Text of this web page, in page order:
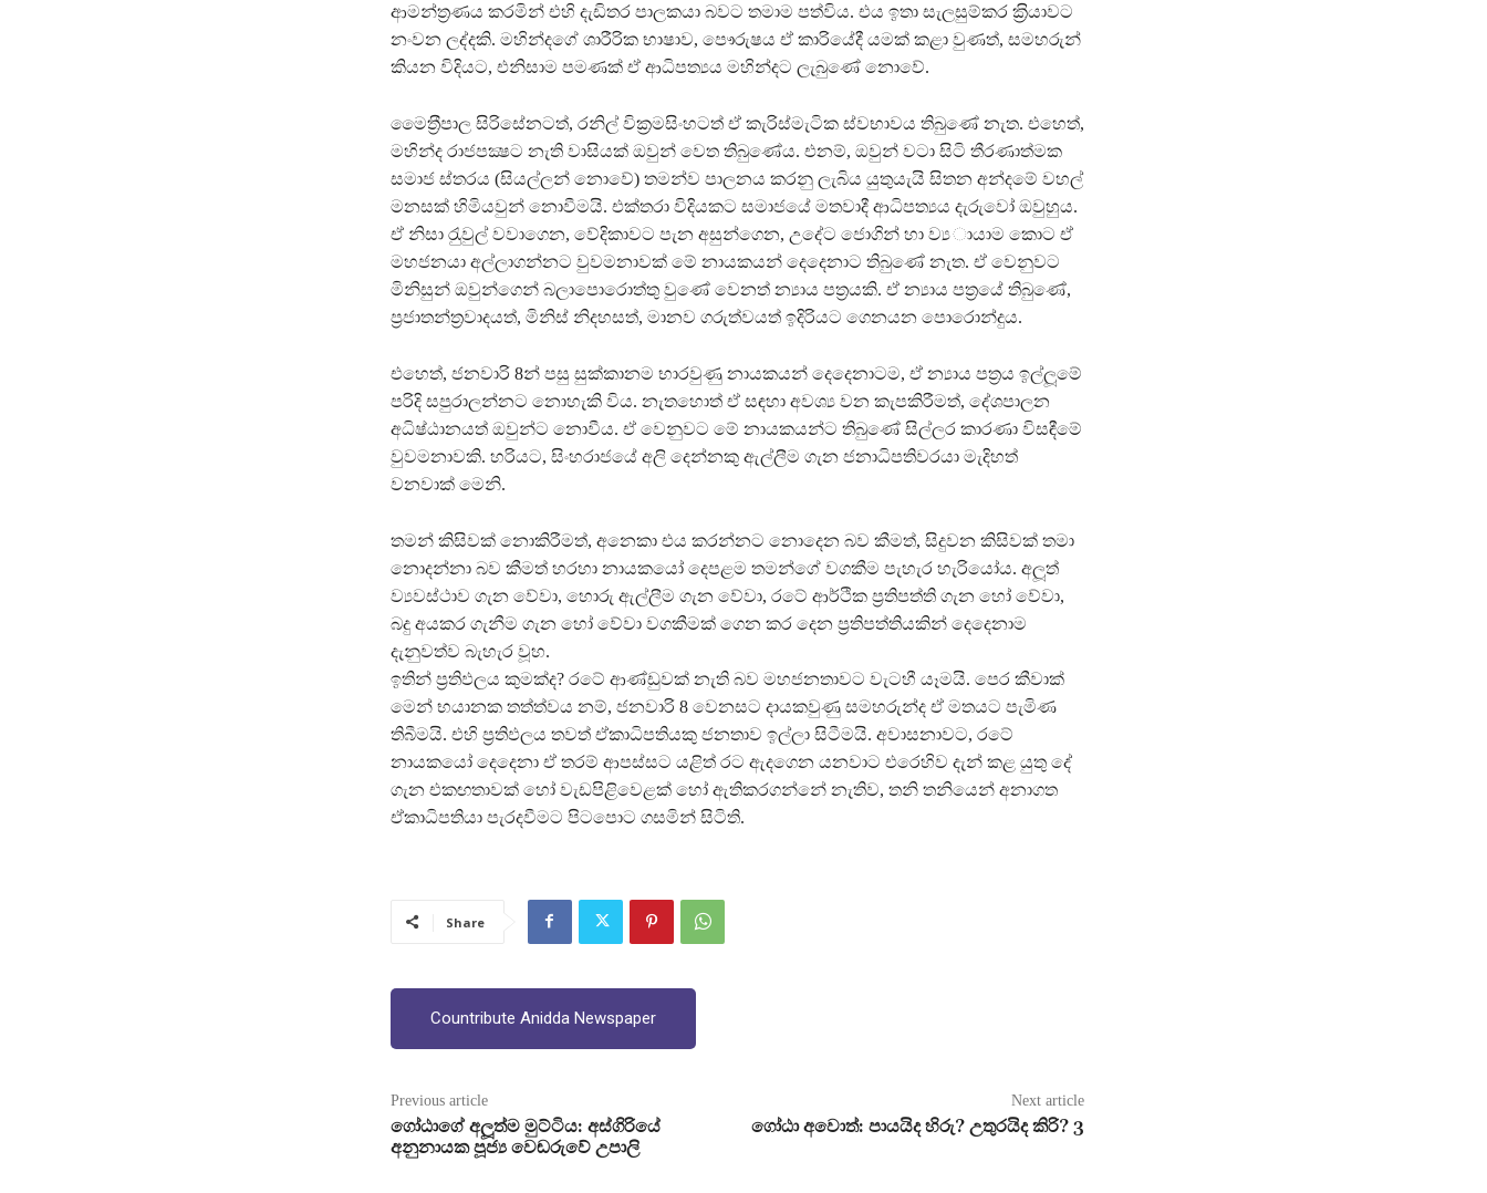
ආමන්ත‍්‍රණය කරමින් එහි දැඩිතර පාලකයා බවට තමාම පත්විය. එය ඉතා සැලසුම්කර ක‍්‍රියාවට
නංවන ලද්දකි. මහින්දගේ ශාරීරික භාෂාව, පෞරුෂය ඒ කාරියේදී යමක් කළා වුණත්, සමහරුන්
කියන විදියට, එනිසාම පමණක් ඒ ආධිපත්‍යය මහින්දට ලැබුණේ නොවේ.
මෛත‍්‍රීපාල සිරිසේනටත්, රනිල් වික‍්‍රමසිංහටත් ඒ කැරිස්මැටික ස්වභාවය තිබුණේ නැත. එහෙත්,
මහින්ද රාජපක්‍ෂට නැති වාසියක් ඔවුන් වෙත තිබුණේය. එනම්, ඔවුන් වටා සිටි තීරණාත්මක
සමාජ ස්තරය (සියල්ලන් නොවේ) තමන්ව පාලනය කරනු ලැබිය යුතුයැයි සිතන අන්දමේ වහල්
මනසක් හිමියවුන් නොවීමයි. එක්තරා විදියකට සමාජයේ මතවාදී ආධිපත්‍යය දැරුවෝ ඔවුහුය.
ඒ නිසා රැුවුල් වවාගෙන, වේදිකාවට පැන අසුන්ගෙන, උදේට ජොගින් හා ව්‍ය ායාම කොට ඒ
මහජනයා අල්ලාගන්නට වුවමනාවක් මේ නායකයන් දෙදෙනාට තිබුණේ නැත. ඒ වෙනුවට
මිනිසුන් ඔවුන්ගෙන් බලාපොරොත්තු වුණේ වෙනත් න්‍යාය පත‍්‍රයකි. ඒ න්‍යාය පත‍්‍රයේ තිබුණේ,
ප‍්‍රජාතන්ත‍්‍රවාදයත්, මිනිස් නිදහසත්, මානව ගරුත්වයත් ඉදිරියට ගෙනයන පොරොන්දුය.
එහෙත්, ජනවාරි 8න් පසු සුක්කානම භාරවුණු නායකයන් දෙදෙනාටම, ඒ න්‍යාය පත‍්‍රය ඉල්ලූමේ
පරිදි සපුරාලන්නට නොහැකි විය. නැතහොත් ඒ සඳහා අවශ්‍ය වන කැපකිරීමත්, දේශපාලන
අධිෂ්ඨානයත් ඔවුන්ට නොවීය. ඒ වෙනුවට මේ නායකයන්ට තිබුණේ සිල්ලර කාරණා විසඳීමේ
වුවමනාවකි. හරියට, සිංහරාජයේ අලි දෙන්නකු ඇල්ලීම ගැන ජනාධිපතිවරයා මැදිහත්
වනවාක් මෙනි.
තමන් කිසිවක් නොකිරීමත්, අනෙකා එය කරන්නට නොදෙන බව කීමත්, සිදුවන කිසිවක් තමා
නොදන්නා බව කීමත් හරහා නායකයෝ දෙපළම තමන්ගේ වගකීම පැහැර හැරියෝය. අලූත්
ව්‍යවස්ථාව ගැන වේවා, හොරු ඇල්ලීම ගැන වේවා, රටේ ආර්ථික ප‍්‍රතිපත්ති ගැන හෝ වේවා,
බදු අයකර ගැනීම ගැන හෝ වේවා වගකීමක් ගෙන කර දෙන ප‍්‍රතිපත්තියකින් දෙදෙනාම
දැනුවත්ව බැහැර වූහ.
ඉතින් ප‍්‍රතිඵලය කුමක්ද? රටේ ආණ්ඩුවක් නැති බව මහජනතාවට වැටහී යෑමයි. පෙර කීවාක්
මෙන් භයානක තත්ත්වය නම්, ජනවාරි 8 වෙනසට දායකවුණු සමහරුන්ද ඒ මතයට පැමිණ
තිබීමයි. එහි ප‍්‍රතිඵලය තවත් ඒකාධිපතියකු ජනතාව ඉල්ලා සිටීමයි. අවාසනාවට, රටේ
නායකයෝ දෙදෙනා ඒ තරම් ආපස්සට යළිත් රට ඇදගෙන යනවාට එරෙහිව දැන් කළ යුතු දේ
ගැන එකඟතාවක් හෝ වැඩපිළිවෙළක් හෝ ඇතිකරගන්නේ නැතිව, තනි තනියෙන් අනාගත
ඒකාධිපතියා පැරදවීමට පිටපොට ගසමින් සිටිති.
Share
Countribute Anidda Newspaper
Previous article
ගෝඨාගේ අලූත්ම මුට්ටිය: අස්ගිරියේ
අනුනායක පූජ්‍ය වෙඬරුවේ උපාලි
Next article
ගෝඨා අවොත්: පායයිද හිරු? උතුරයිද කිරි? 3